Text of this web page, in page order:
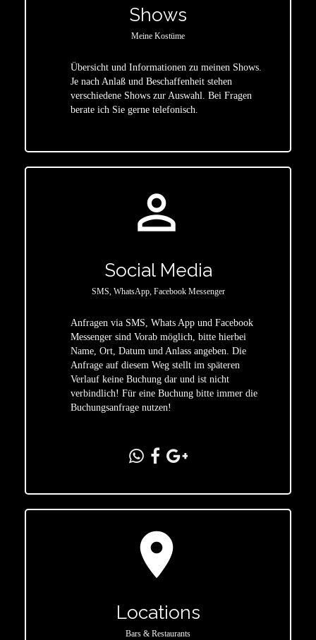
Shows
Meine Kostüme
Übersicht und Informationen zu meinen Shows.
Je nach Anlaß und Beschaffenheit stehen
verschiedene Shows zur Auswahl. Bei Fragen
berate ich Sie gerne telefonisch.
person_outline
Social Media
SMS, WhatsApp, Facebook Messenger
Anfragen via SMS, Whats App und Facebook
Messenger sind Vorab möglich, bitte hierbei
Name, Ort, Datum und Anlass angeben. Die
Anfrage auf diesem Weg stellt im späteren
Verlauf keine Buchung dar und ist nicht
verbindlich! Für eine Buchung bitte immer die
Buchungsanfrage nutzen!
location_on
Locations
Bars & Restaurants